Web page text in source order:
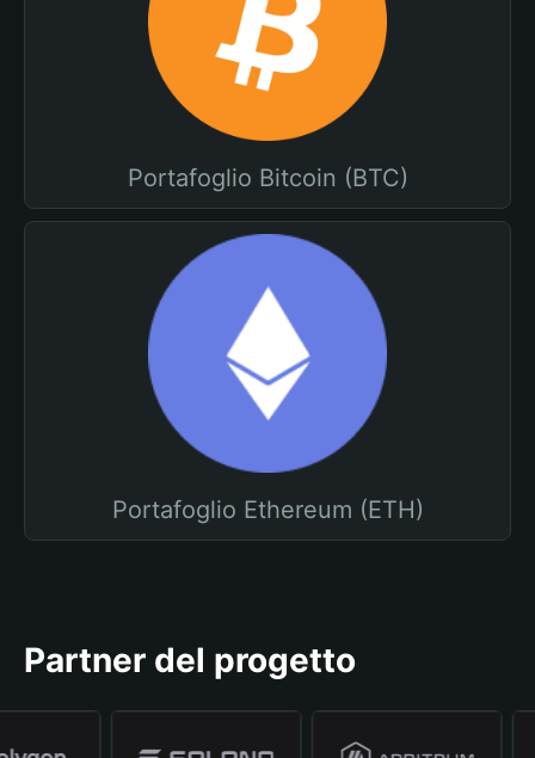
Portafoglio Bitcoin (BTC)
Portafoglio Ethereum (ETH)
Partner del progetto